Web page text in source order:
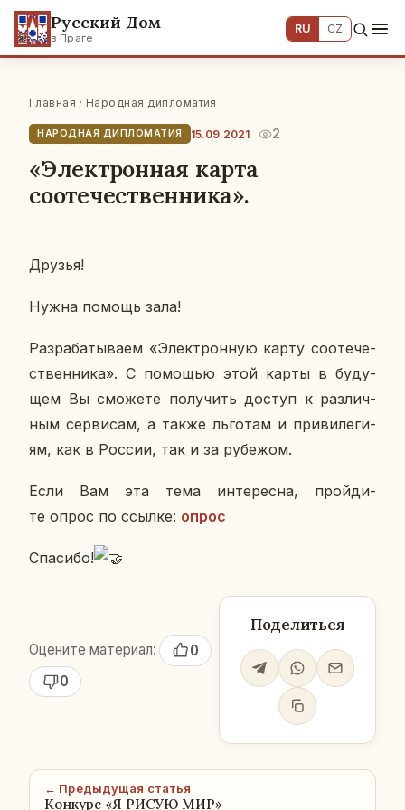
Русский Дом
в Праге
RU CZ
Главная · Народная дипломатия
НАРОДНАЯ ДИПЛОМАТИЯ 15.09.2021 2
«Электронная карта
соотечественника».
Друзья!
Нужна помощь зала!
Раз­ра­ба­ты­ва­ем «Элек­трон­ную карту со­оте­че­
ствен­ни­ка». С по­мо­щью этой карты в бу­ду­
щем Вы смо­же­те по­лу­чить доступ к раз­лич­
ным сер­ви­сам, а также льго­там и при­ви­ле­ги­
ям, как в России, так и за ру­бе­жом.
Если Вам эта тема ин­те­рес­на, прой­ди­
те опрос по ссылке: опрос
Спа­си­бо!
Оцените материал:
0
0
Поделиться
← Предыдущая статья
Конкурс «Я РИСУЮ МИР»